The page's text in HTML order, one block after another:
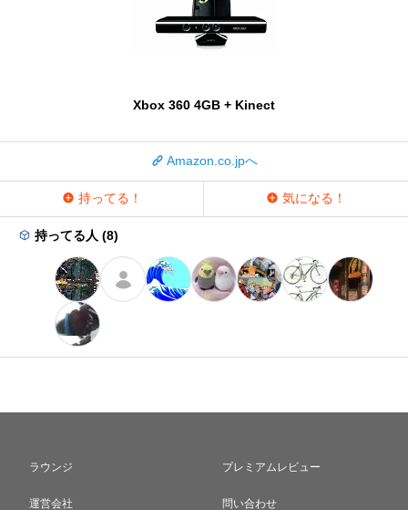
Xbox 360 4GB + Kinect
Amazon.co.jpへ
持ってる！ 気になる！
持ってる人 (8)
ラウンジ プレミアムレビュー
運営会社 問い合わせ